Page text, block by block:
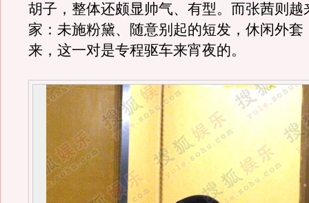
胡子，整体还颇显帅气、有型。而张茜则越
家：未施粉黛、随意别起的短发，休闲外套
来，这一对是专程驱车来宵夜的。